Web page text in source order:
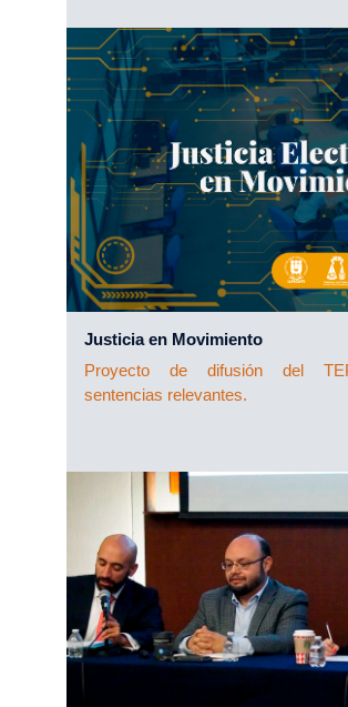
Justicia en Movimiento
Proyecto de difusión del
sentencias relevantes.